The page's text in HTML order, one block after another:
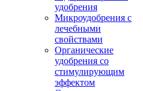
удобрения
Микроудобрения с
лечебными
свойствами
Органические
удобрения со
стимулирующим
эффектом